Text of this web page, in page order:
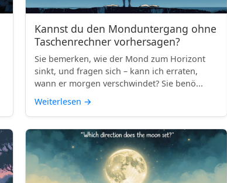
Kannst du den Monduntergang ohne
Taschenrechner vorhersagen?
Sie bemerken, wie der Mond zum Horizont
sinkt, und fragen sich – kann ich erraten,
wann er morgen verschwindet? Sie benö...
Weiterlesen →